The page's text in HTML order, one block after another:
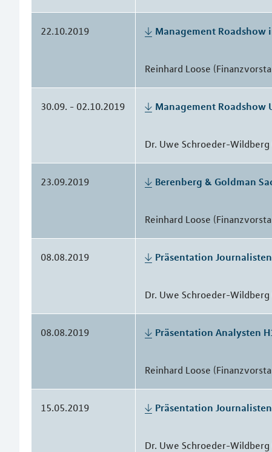
22.10.2019 Management Roadshow
Reinhard Loose
30.09. - 02.10.2019 Management Roadshow
Dr. Uwe Schroeder-
23.09.2019 Berenberg & Goldman
Reinhard Loose
08.08.2019 Präsentation
Dr. Uwe Schroeder-
08.08.2019 Präsentation Analysten
Reinhard Loose
15.05.2019 Präsentation
Dr. Uwe Schroeder-